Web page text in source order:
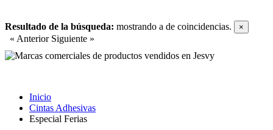
Resultado de la búsqueda: mostrando a de coincidencias. ×
« Anterior Siguiente »
Inicio
Cintas Adhesivas
Especial Ferias